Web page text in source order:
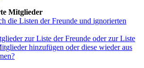
Mitglieder
die Listen der Freunde und ignorierten
zur Liste der Freunde oder zur Liste
hinzufügen oder diese wieder aus